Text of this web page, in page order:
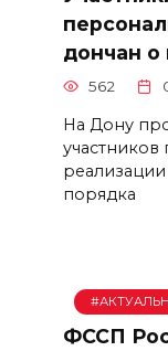
дончан о
562
На Дону
порядка
ФССП